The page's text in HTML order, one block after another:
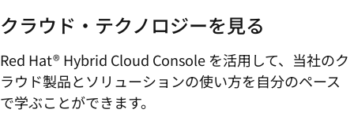
クラウド・テクノロジーを見る
Red Hat® Hybrid Cloud Console を活用して、当社のク
ラウド製品とソリューションの使い方を自分のペース
で学ぶことができます。